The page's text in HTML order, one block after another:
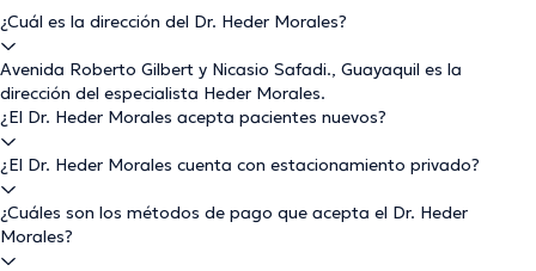
¿Cuál es la dirección del Dr. Heder Morales?
Avenida Roberto Gilbert y Nicasio Safadi., Guayaquil es la
dirección del especialista Heder Morales.
¿El Dr. Heder Morales acepta pacientes nuevos?
¿El Dr. Heder Morales cuenta con estacionamiento privado?
¿Cuáles son los métodos de pago que acepta el Dr. Heder
Morales?